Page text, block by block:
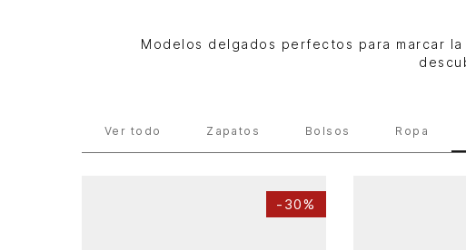
Modelos delgados perfectos para marcar
Ver todo
Zapatos Bolsos Ropa
- 30%